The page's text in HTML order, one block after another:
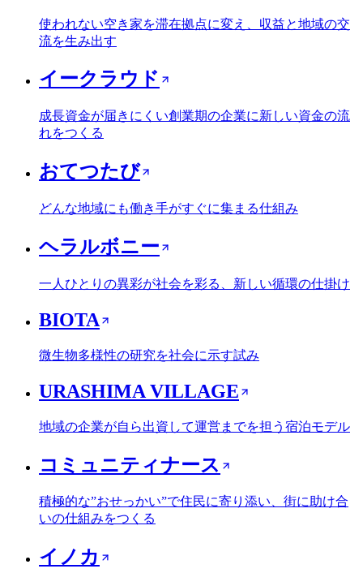
使われない空き家を滞在拠点に変え、収益と地域の交
流を生み出す
イークラウド
成長資金が届きにくい創業期の企業に新しい資金の流
れをつくる
おてつたび
どんな地域にも働き手がすぐに集まる仕組み
ヘラルボニー
一人ひとりの異彩が社会を彩る、新しい循環の仕掛け
BIOTA
微生物多様性の研究を社会に示す試み
URASHIMA VILLAGE
地域の企業が自ら出資して運営までを担う宿泊モデル
コミュニティナース
積極的な”おせっかい”で住民に寄り添い、街に助け合
いの仕組みをつくる
イノカ